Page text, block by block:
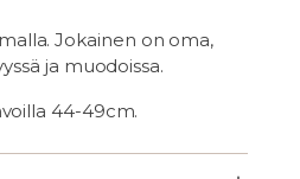
Jokainen on oma,
ja muodoissa.
44-49cm.